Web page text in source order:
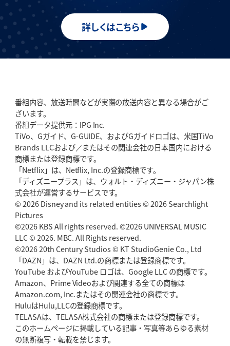
詳しくはこちら
番組内容、放送時間などが実際の放送内容と異なる場合がご
ざいます。
番組データ提供元：IPG Inc.
TiVo、Gガイド、G-GUIDE、およびGガイドロゴは、米国TiVo
Brands LLCおよび／またはその関連会社の日本国内における
商標または登録商標です。
「Netflix」は、Netflix, Inc.の登録商標です。
「ディズニープラス」は、ウォルト・ディズニー・ジャパン株
式会社が運営するサービスです。
© 2026 Disney and its related entities © 2026 Searchlight
Pictures
©2026 KBS All rights reserved. ©2026 UNIVERSAL MUSIC
LLC © 2026. MBC. All Rights reserved.
©2026 20th Century Studios © KT StudioGenie Co., Ltd
「DAZN」は、DAZN Ltd.の商標または登録商標です。
YouTube およびYouTube ロゴは、Google LLC の商標です。
Amazon、Prime Videoおよび関連する全ての商標は
Amazon.com, Inc.またはその関連会社の商標です。
HuluはHulu,LLCの登録商標です。
TELASAは、TELASA株式会社の商標または登録商標です。
このホームページに掲載している記事・写真等あらゆる素材
の無断複写・転載を禁じます。